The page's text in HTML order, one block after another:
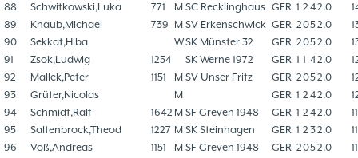
88
Schwitkowski,Luka 771 M SC Recklinghaus GER 1 2 42.0
89
Knaub,Michael 739 M SV Erkenschwick GER 2052.0
90
Sekkat,Hiba WSK Münster 32 GER 2052.0
91
Zsok,Ludwig 1254 SK Werne 1972 GER 1 1 42.0
92
Mallek,Peter 1151 M SV Unser Fritz GER 2052.0
93
Grüter,Nicolas M GER 1 2 42.0
94
Schmidt,Ralf 1642 M SF Greven 1948 GER 1 2 42.0
95
Saltenbrock,Theod 1227 M SK Steinhagen GER 1 2 32.0
96
Voß,Andreas 1151 M SF Greven 1948 GER 2052.0